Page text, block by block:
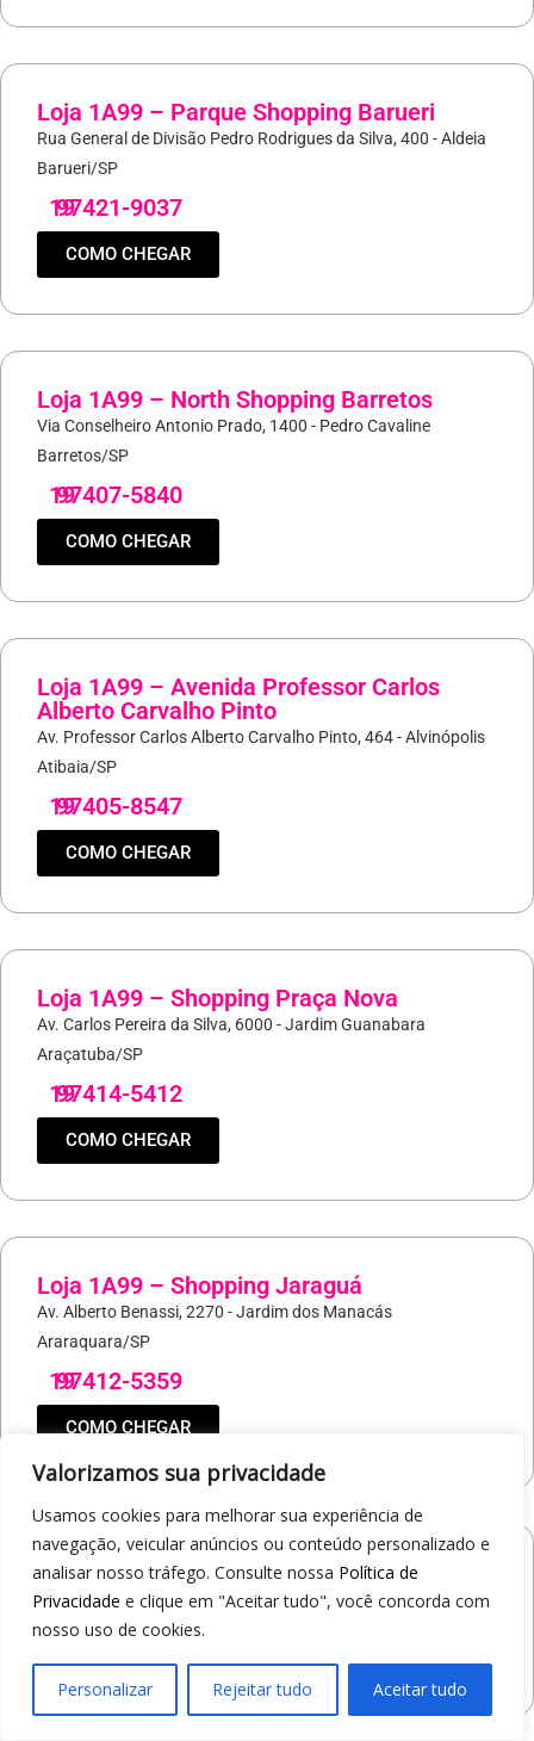
Valorizamos sua privacidade
Usamos cookies para melhorar sua experiência de
navegação, veicular anúncios ou conteúdo personalizado e
analisar nosso tráfego. Consulte nossa Política de
Privacidade e clique em "Aceitar tudo", você concorda com
nosso uso de cookies.
Personalizar Rejeitar tudo Aceitar tudo
Loja 1A99 – Parque Shopping Barueri
Rua General de Divisão Pedro Rodrigues da Silva, 400 - Aldeia
Barueri/SP
19
97421-9037
COMO CHEGAR
Loja 1A99 – North Shopping Barretos
Via Conselheiro Antonio Prado, 1400 - Pedro Cavaline
Barretos/SP
19
97407-5840
COMO CHEGAR
Loja 1A99 – Avenida Professor Carlos
Alberto Carvalho Pinto
Av. Professor Carlos Alberto Carvalho Pinto, 464 - Alvinópolis
Atibaia/SP
19
97405-8547
COMO CHEGAR
Loja 1A99 – Shopping Praça Nova
Av. Carlos Pereira da Silva, 6000 - Jardim Guanabara
Araçatuba/SP
19
97414-5412
COMO CHEGAR
Loja 1A99 – Shopping Jaraguá
Av. Alberto Benassi, 2270 - Jardim dos Manacás
Araraquara/SP
19
97412-5359
COMO CHEGAR
Loja 1A99 – Avenida Monte Sião
19
97421-9502